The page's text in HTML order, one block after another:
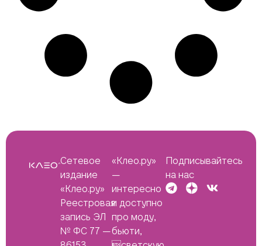
Сетевое
издание
«Клео.ру»
Реестровая
запись ЭЛ
№ ФС 77 —
«Клео.ру»
—
интересно
и доступно
про моду,
бьюти,
Подписывайтесь
на нас